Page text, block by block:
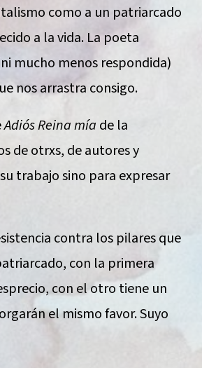
como a un patriarcado
a la vida. La poeta
mucho menos respondida)
nos arrastra consigo.
Adiós Reina mía de la
de otrxs, de autores y
trabajo sino para expresar
contra los pilares que
con la primera
con el otro tiene un
el mismo favor. Suyo